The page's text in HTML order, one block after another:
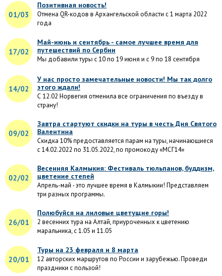
01/03
Позитивная новость!
Отмена QR-кодов в Архангельской области с 1 марта 2022
года
17/02
Май-июнь и сентябрь - самое лучшее время для
путешествий по Сербии
Мы добавили туры с 10 по 19 июня и с 9 по 18 сентября
14/02
У нас просто замечательные новости! Мы так долго
этого ждали!
С 12.02 Норвегия отменила все ограничения по въезду в
страну!
09/02
Завтра стартуют скидки на туры в честь Дня Святого
Валентина
Скидка 10% предоставляется парам на туры, начинающиеся
с 14.02.2022 по 31.05.2022, по промокоду «МСГ14»
02/02
Весенняя Калмыкия: Фестиваль тюльпанов, буддизм,
цветение степей
Апрель-май - это лучшее время в Калмыкии! Представляем
три разных программы.
26/01
Полюбуйся на лиловые цветущие горы!
2 весенних тура на Алтай, приуроченных к цветению
маральника, с 1.05 и 11.05
20/01
Туры на 23 февраля и 8 марта
12 авторских маршрутов по России и зарубежью. Проведи
праздники с пользой!